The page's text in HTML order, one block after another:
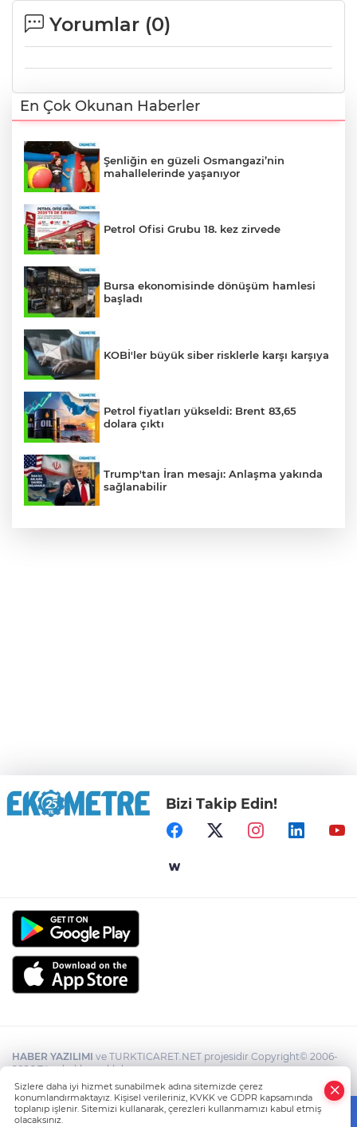
Yorumlar (0)
En Çok Okunan Haberler
Şenliğin en güzeli Osmangazi’nin
mahallelerinde yaşanıyor
Petrol Ofisi Grubu 18. kez zirvede
Bursa ekonomisinde dönüşüm hamlesi
başladı
KOBİ'ler büyük siber risklerle karşı karşıya
Petrol fiyatları yükseldi: Brent 83,65
dolara çıktı
Trump'tan İran mesajı: Anlaşma yakında
sağlanabilir
Bizi Takip Edin!
HABER YAZILIMI ve TURKTICARET.NET projesidir Copyright© 2006-
2026 Tüm hakları saklıdır.
Sizlere daha iyi hizmet sunabilmek adına sitemizde çerez
konumlandırmaktayız. Kişisel verileriniz, KVKK ve GDPR kapsamında
toplanıp işlenir. Sitemizi kullanarak, çerezleri kullanmamızı kabul etmiş
olacaksınız.